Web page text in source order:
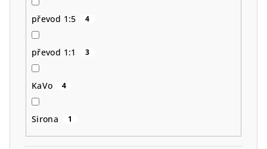
převod 1:5 4
převod 1:1 3
KaVo 4
Sirona 1